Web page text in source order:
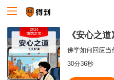
《安心之
佛学如何回应当
30分36秒